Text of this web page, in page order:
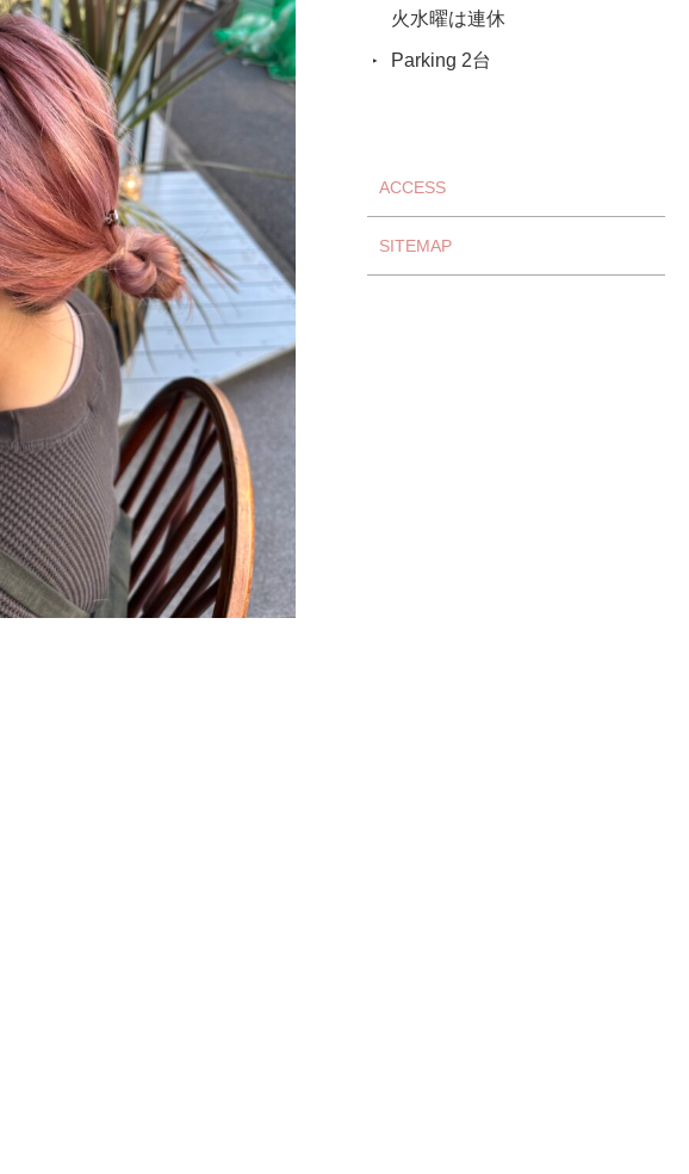
火水曜は連休
Parking 2台
ACCESS
SITEMAP